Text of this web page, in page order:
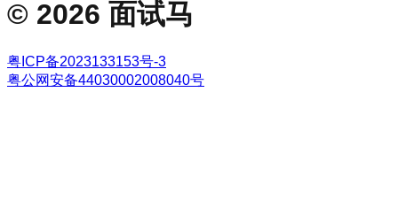
© 2026 面试马
粤ICP备2023133153号-3
粤公网安备44030002008040号